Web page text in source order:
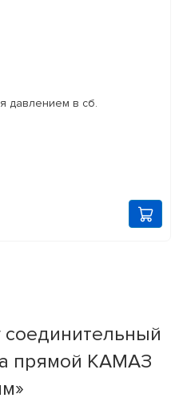
давлением в сб.
прямой КАМАЗ